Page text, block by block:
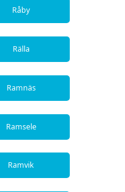
Råby
Rälla
Ramnäs
Ramsele
Ramvik